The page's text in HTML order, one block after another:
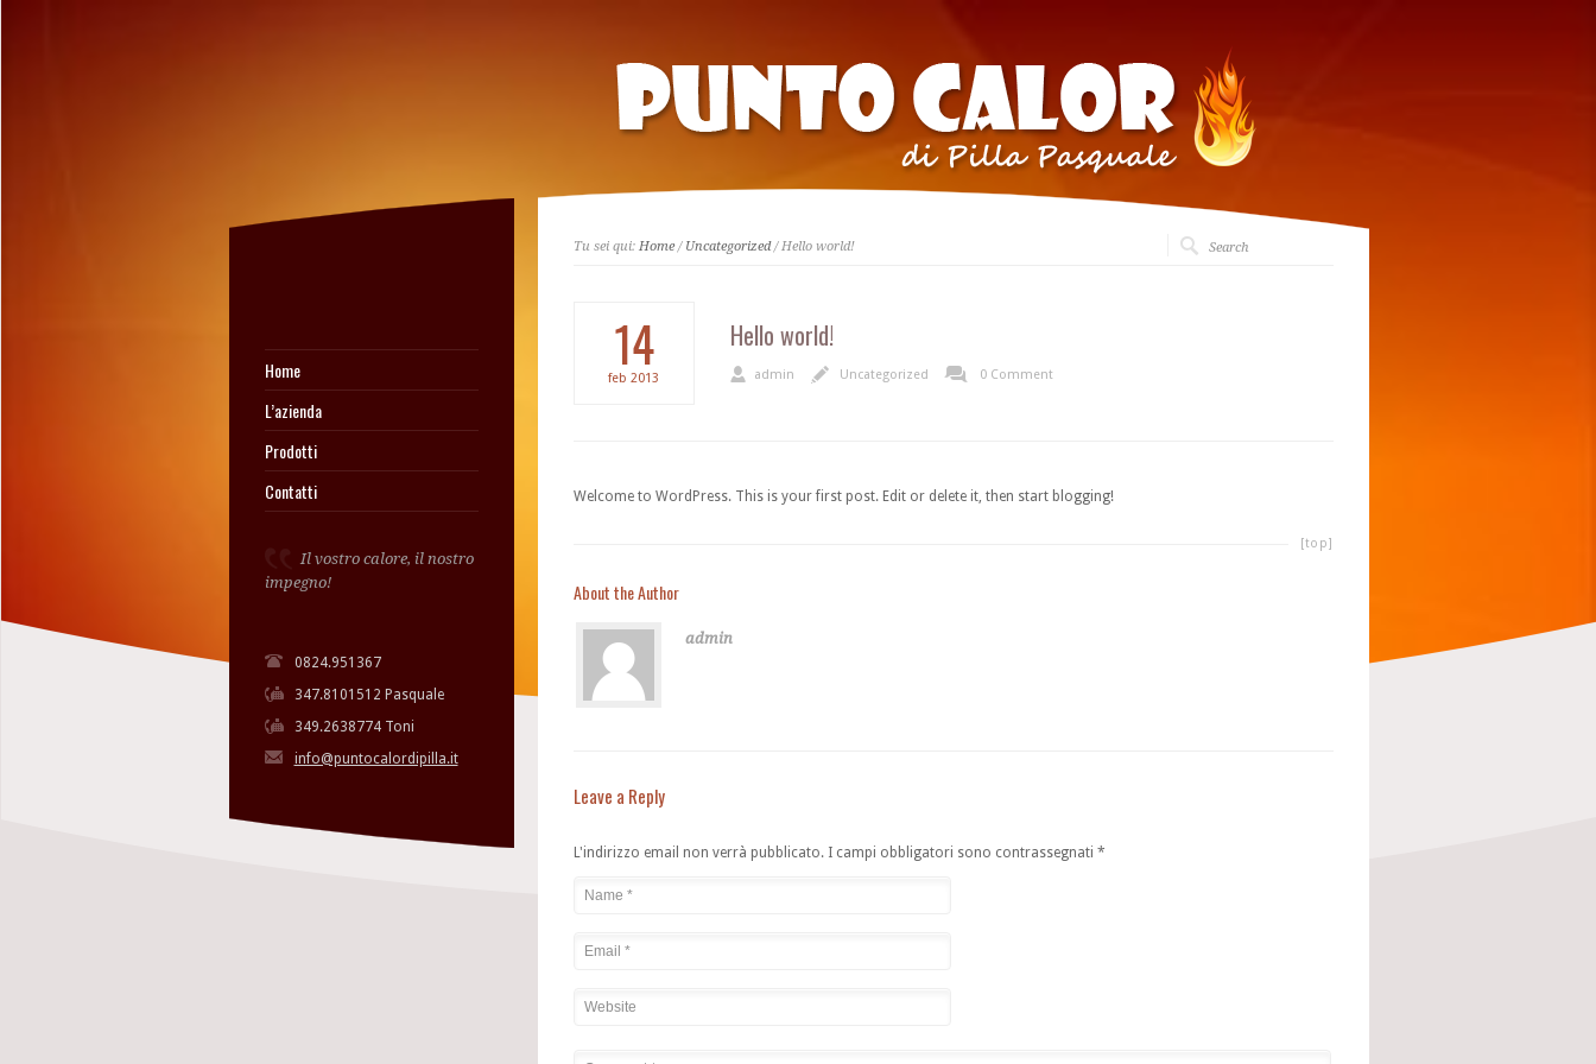
Home
L’azienda
Prodotti
Contatti
Il vostro calore, il nostro
impegno!
0824.951367
347.8101512 Pasquale
349.2638774 Toni
info@puntocalordipilla.it
Tu sei qui: Home/ Uncategorized/ Hello world!
14
feb 2013
Hello world!
admin Uncategorized 0 Comment
Welcome to WordPress. This is your first post. Edit or delete it, then start blogging!
[top]
About the Author
admin
Leave a Reply
L'indirizzo email non verrà pubblicato. I campi obbligatori sono contrassegnati *